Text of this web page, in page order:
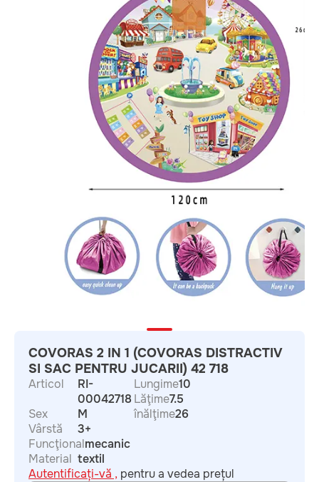
COVORAS 2 IN 1 (COVORAS DISTRACTIV
SI SAC PENTRU JUCARII) 42 718
Articol
RI-
00042718
Sex
M
Vârstă
3+
Funcţionalmecanic
Material textil
Lungime10
Lăţime7.5
înălţime26
Autentificați-vă , pentru a vedea prețul